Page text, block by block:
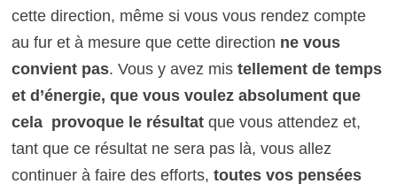
cette direction, même si vous vous rendez compte
au fur et à mesure que cette direction ne vous
convient pas. Vous y avez mis tellement de temps
et d’énergie, que vous voulez absolument que
cela provoque le résultatque vous attendez et,
tant que ce résultat ne sera pas là, vous allez
continuer à faire des efforts, toutes vos pensées